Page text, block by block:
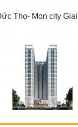
Thọ- Mon city